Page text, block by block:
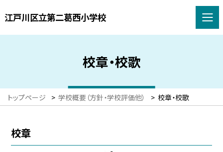
江戸川区立第二葛西小学校
校章・校歌
トップページ > 学校概要（方針・学校評価他） > 校章・校歌
校章